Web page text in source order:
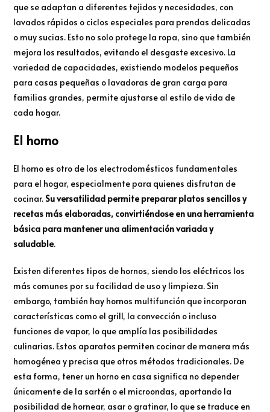
que se adaptan a diferentes tejidos y necesidades, con
lavados rápidos o ciclos especiales para prendas delicadas
o muy sucias. Esto no solo protege la ropa, sino que también
mejora los resultados, evitando el desgaste excesivo. La
variedad de capacidades, existiendo modelos pequeños
para casas pequeñas o lavadoras de gran carga para
familias grandes, permite ajustarse al estilo de vida de
cada hogar.
El horno
El horno es otro de los electrodomésticos fundamentales
para el hogar, especialmente para quienes disfrutan de
cocinar. Su versatilidad permite preparar platos sencillos y
recetas más elaboradas, convirtiéndose en una herramienta
básica para mantener una alimentación variada y
saludable.
Existen diferentes tipos de hornos, siendo los eléctricos los
más comunes por su facilidad de uso y limpieza. Sin
embargo, también hay hornos multifunción que incorporan
características como el grill, la convección o incluso
funciones de vapor, lo que amplía las posibilidades
culinarias. Estos aparatos permiten cocinar de manera más
homogénea y precisa que otros métodos tradicionales. De
esta forma, tener un horno en casa significa no depender
únicamente de la sartén o el microondas, aportando la
posibilidad de hornear, asar o gratinar, lo que se traduce en